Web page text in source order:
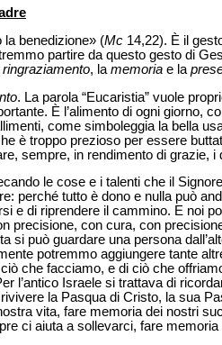
la benedizione» (Mc 14,22). È il
partire da questo gesto di
ringraziamento, la memoria e la
. La parola “Eucaristia” vuole
È l’alimento di ogni giorno,
come simboleggia la bella
è troppo prezioso per essere
sempre, in rendimento di grazie,
le cose e i talenti che il
perché tutto è dono e nulla può
e di riprendere il cammino. E noi
precisione, con cura, con
si può guardare una persona
potremmo aggiungere tante
che facciamo, e di ciò che
l’antico Israele si trattava di
la Pasqua di Cristo, la sua
vita, fare memoria dei nostri
ci aiuta a sollevarci, fare